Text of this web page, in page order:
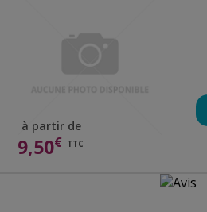
à partir de
9,50€ TTC